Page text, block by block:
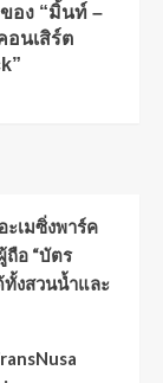
อง “มิ้นท์ –
อนเสิร์ต
ะเมซิ่งพาร์ค
ถือ “บัตร
ทั้งสวนน้ำและ